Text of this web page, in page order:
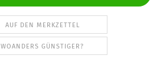
AUF DEN MERKZETTEL
WOANDERS GÜNSTIGER?